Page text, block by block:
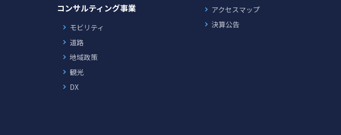
コンサルティング事業
モビリティ
道路
地域政策
観光
DX
アクセスマップ
決算公告